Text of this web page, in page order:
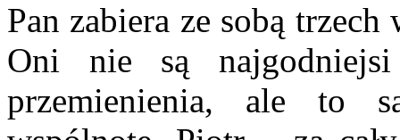
Pan zabiera ze sobą
Oni nie są
przemienienia, ale to